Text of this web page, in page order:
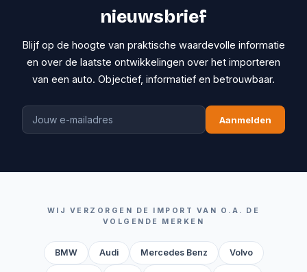
nieuwsbrief
Blijf op de hoogte van praktische waardevolle informatie
en over de laatste ontwikkelingen over het importeren
van een auto. Objectief, informatief en betrouwbaar.
Aanmelden
WIJ VERZORGEN DE IMPORT VAN O.A. DE
VOLGENDE MERKEN
BMW Audi Mercedes Benz Volvo